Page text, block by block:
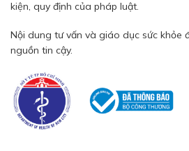
kiện, quy định của pháp luật.
Nội dung tư vấn và giáo dục sức khỏe
nguồn tin cậy.